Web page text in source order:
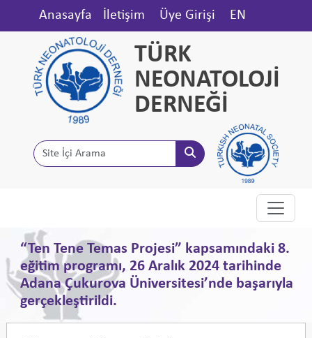
Anasayfa İletişim Üye Girişi EN
TÜRK
NEONATOLOJİ
DERNEĞİ
“Ten Tene Temas Projesi” kapsamındaki 8.
eğitim programı, 26 Aralık 2024 tarihinde
Adana Çukurova Üniversitesi’nde başarıyla
gerçekleştirildi.